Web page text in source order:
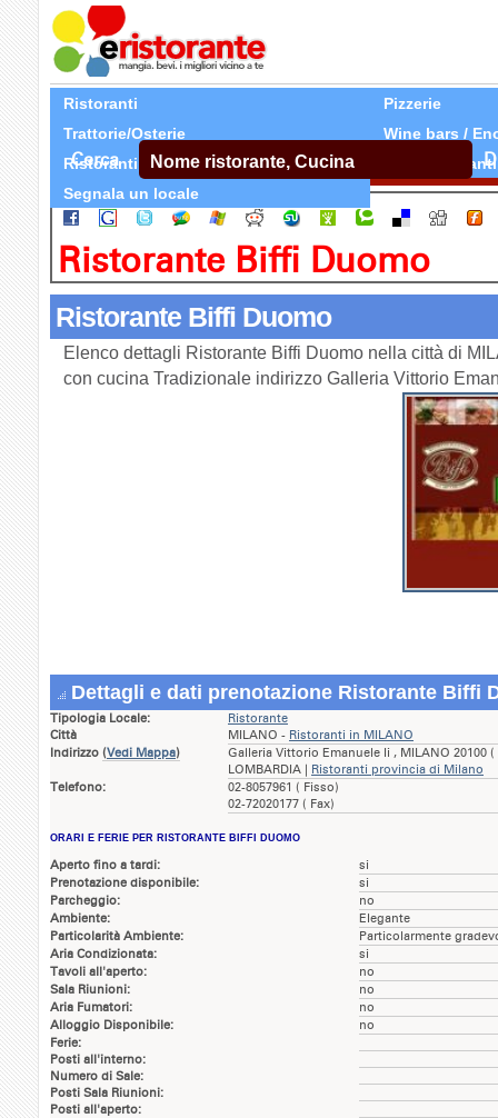
Ristoranti
Pizzerie
Trattorie/Osterie
Wine bars /
Ristoranti Etnici
Tutti Ristoranti
Segnala un locale
Cerca
Ristorante Biffi Duomo
Ristorante Biffi Duomo
Elenco dettagli Ristorante Biffi Duomo nella città di
con cucina Tradizionale indirizzo Galleria Vittorio
Dettagli e dati prenotazione Ristorante Biffi
Tipologia Locale:
Ristorante
Città
MILANO - Ristoranti in MILANO
Indirizzo (Vedi Mappa)
Galleria Vittorio Emanuele Ii , MILANO 20100
LOMBARDIA | Ristoranti provincia di Milano
Telefono:
02-8057961 ( Fisso)
02-72020177 ( Fax)
ORARI E FERIE PER RISTORANTE BIFFI DUOMO
Aperto fino a tardi:
si
Prenotazione disponibile:
si
Parcheggio:
no
Ambiente:
Elegante
Particolarità Ambiente:
Particolarmente
Aria Condizionata:
si
Tavoli all'aperto:
no
Sala Riunioni:
no
Aria Fumatori:
no
Alloggio Disponibile:
no
Ferie:
Posti all'interno:
Numero di Sale:
Posti Sala Riunioni:
Posti all'aperto: